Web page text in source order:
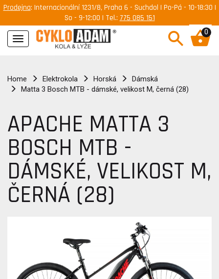
Prodejna: Internacionální 1231/8, Praha 6 - Suchdol | Po-Pá - 10-18:30 |
So - 9-12:00 | Tel.: 775 085 151
Navigace
0
Home Elektrokola Horská
Dámská
Matta 3 Bosch MTB - dámské, velikost M, černá (28)
APACHE MATTA 3
BOSCH MTB -
DÁMSKÉ, VELIKOST M,
ČERNÁ (28)